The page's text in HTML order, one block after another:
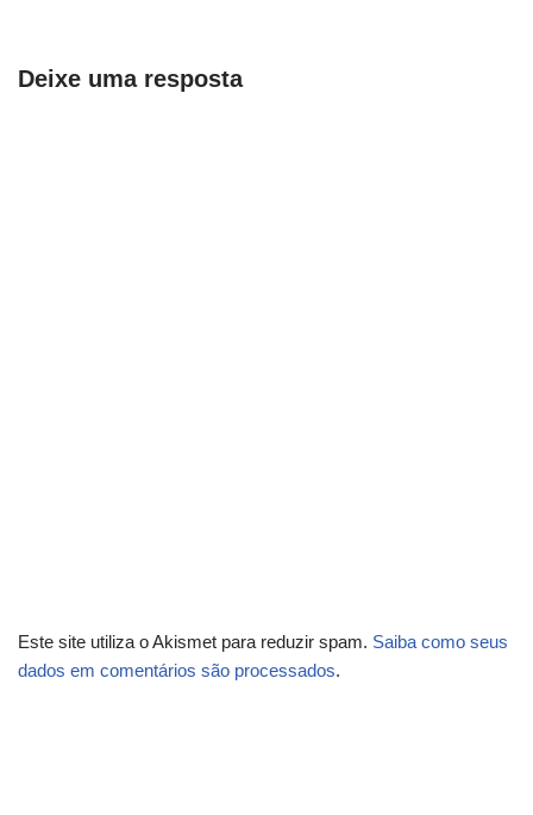
Deixe uma resposta
Este site utiliza o Akismet para reduzir spam. Saiba como seus
dados em comentários são processados.